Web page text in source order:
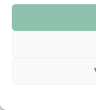
Mentions légales